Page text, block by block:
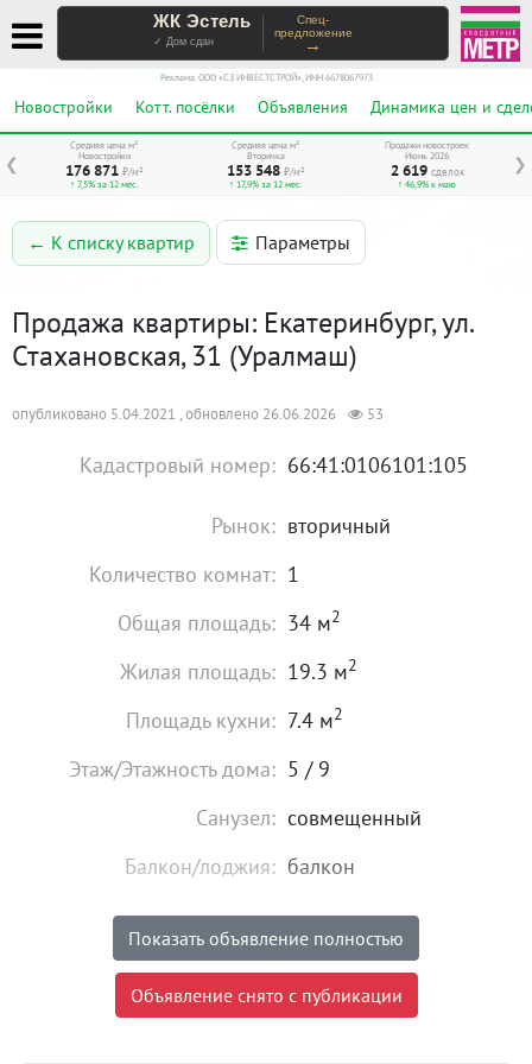
ЖК Эстель
✓ Дом сдан
Спец-
предложение
→
Реклама. ООО «СЗ ИНВЕСТСТРОЙ», ИНН 6678067973
Новостройки Котт. посёлки Объявления Динамика цен и
❮ ❯
Средняя цена м²
Новостройки
176 871 ₽/м²
↑ 7,5% за 12 мес.
Средняя цена м²
Вторичка
153 548 ₽/м²
↑ 17,9% за 12 мес.
Продажи новостроек
Июнь 2026
2 619 сделок
↑ 46,9% к маю
← К списку квартир Параметры
Продажа квартиры: Екатеринбург, ул.
Стахановская, 31 (Уралмаш)
опубликовано 5.04.2021 , обновлено 26.06.2026 53
Кадастровый номер: 66:41:0106101:105
Рынок: вторичный
Количество комнат: 1
Общая площадь: 34 м2
Жилая площадь: 19.3 м2
Площадь кухни: 7.4 м2
Этаж/Этажность дома: 5 / 9
Санузел: совмещенный
Балкон/лоджия: балкон
Год постройки:
Цена: 2 820 000
Показать объявление полностью
Объявление снято с публикации